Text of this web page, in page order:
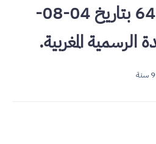
تحميل العدد 6488 بتاريخ 04-08-